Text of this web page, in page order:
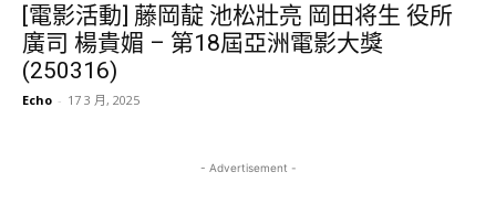
[電影活動] 藤岡靛 池松壯亮 岡田将生 役所
廣司 楊貴媚 – 第18屆亞洲電影大獎
(250316)
Echo - 17 3 月, 2025
- Advertisement -